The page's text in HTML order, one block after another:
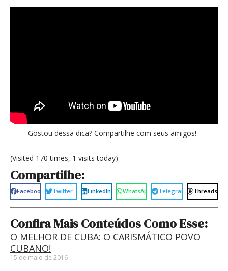
Gostou dessa dica? Compartilhe com seus amigos!
(Visited 170 times, 1 visits today)
Compartilhe:
Facebook Twitter LinkedIn WhatsApp Telegram Threads
Confira Mais Conteúdos Como Esse:
O MELHOR DE CUBA: O CARISMÁTICO POVO
CUBANO!
15 de maio de 2016